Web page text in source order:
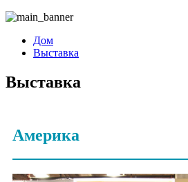
Дом
Выставка
Выставка
Америка